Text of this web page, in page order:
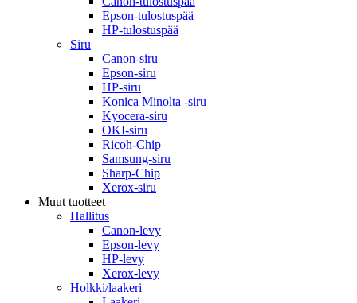
Epson-tulostuspää
HP-tulostuspää
Siru
Canon-siru
Epson-siru
HP-siru
Konica Minolta -siru
Kyocera-siru
OKI-siru
Ricoh-Chip
Samsung-siru
Sharp-Chip
Xerox-siru
Muut tuotteet
Hallitus
Canon-levy
Epson-levy
HP-levy
Xerox-levy
Holkki/laakeri